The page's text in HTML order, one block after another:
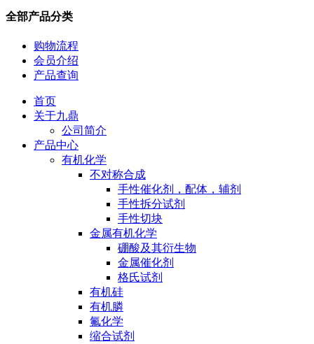
全部产品分类
购物流程
会员介绍
产品查询
首页
关于九鼎
公司简介
产品中心
有机化学
不对称合成
手性催化剂，配体，辅剂
手性拆分试剂
手性切块
金属有机化学
硼酸及其衍生物
金属催化剂
格氏试剂
有机硅
有机膦
氟化学
缩合试剂